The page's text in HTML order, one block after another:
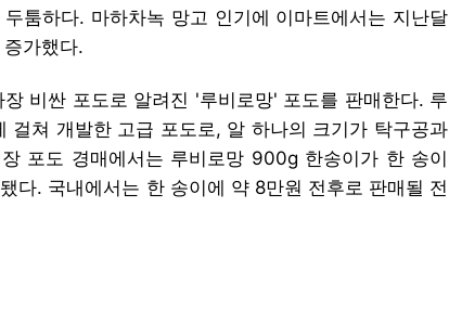
툼하다. 마하차녹 망고 인기에 이마트에서는 지난달
가했다.
비싼 포도로 알려진 '루비로망' 포도를 판매한다. 루
걸쳐 개발한 고급 포도로, 알 하나의 크기가 탁구공과
포도 경매에서는 루비로망 900g 한송이가 한 송이
다. 국내에서는 한 송이에 약 8만원 전후로 판매될 전